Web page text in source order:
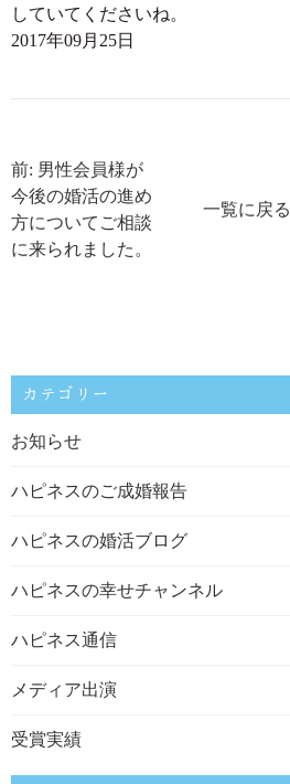
していてくださいね。
2017年09月25日
前: 男性会員様が
今後の婚活の進め
方についてご相談
に来られました。
一覧に戻る
カテゴリー
お知らせ
ハピネスのご成婚報告
ハピネスの婚活ブログ
ハピネスの幸せチャンネル
ハピネス通信
メディア出演
受賞実績